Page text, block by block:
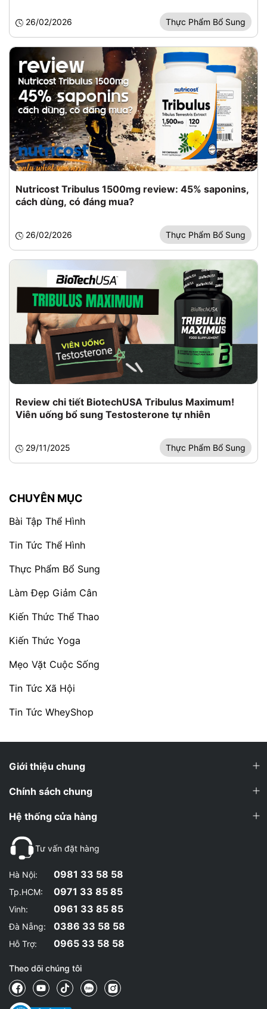
26/02/2026 Thực Phẩm Bổ Sung
Nutricost Tribulus 1500mg review: 45% saponins,
cách dùng, có đáng mua?
26/02/2026 Thực Phẩm Bổ Sung
Review chi tiết BiotechUSA Tribulus Maximum!
Viên uống bổ sung Testosterone tự nhiên
29/11/2025 Thực Phẩm Bổ Sung
CHUYÊN MỤC
Bài Tập Thể Hình
Tin Tức Thể Hình
Thực Phẩm Bổ Sung
Làm Đẹp Giảm Cân
Kiến Thức Thể Thao
Kiến Thức Yoga
Mẹo Vặt Cuộc Sống
Tin Tức Xã Hội
Tin Tức WheyShop
Giới thiệu chung
Chính sách chung
Hệ thống cửa hàng
Tư vấn đặt hàng
Hà Nội: 0981 33 58 58
Tp.HCM: 0971 33 85 85
Vinh: 0961 33 85 85
Đà Nẵng: 0386 33 58 58
Hỗ Trợ: 0965 33 58 58
Theo dõi chúng tôi